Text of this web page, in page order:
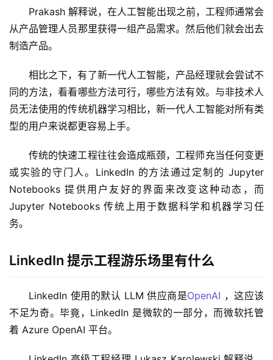
Prakash 解释说，在人工智能出现之前，工程师通常会
从产品管理人员那里获得一组产品需求。然后他们就会出去
制造产品。
相比之下，有了新一代人工智能，产品经理就会尝试不
同的方法，看看哪些方法可行，哪些方法有效。与非技术人
员无法使用的传统机器学习相比，新一代人工智能对所有类
型的用户来说都更容易上手。
传统的快速工程往往会造成瓶颈，工程师充当任何变更
或实验的守门人。LinkedIn 的方法通过定制的 Jupyter
Notebooks 提供用户友好的界面来改变这种动态，而
Jupyter Notebooks 传统上用于数据科学和机器学习任
务。
LinkedIn 提示工程游乐场里有什么
LinkedIn 使用的默认 LLM 供应商是OpenAI ，这应该
不足为奇。毕竟，LinkedIn 是微软的一部分，而微软托管
着 Azure OpenAI 平台。